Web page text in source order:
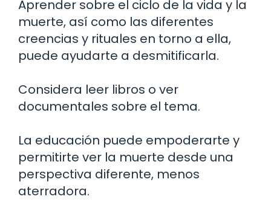
Aprender sobre el ciclo de la vida y la
muerte, así como las diferentes
creencias y rituales en torno a ella,
puede ayudarte a desmitificarla.
Considera leer libros o ver
documentales sobre el tema.
La educación puede empoderarte y
permitirte ver la muerte desde una
perspectiva diferente, menos
aterradora.